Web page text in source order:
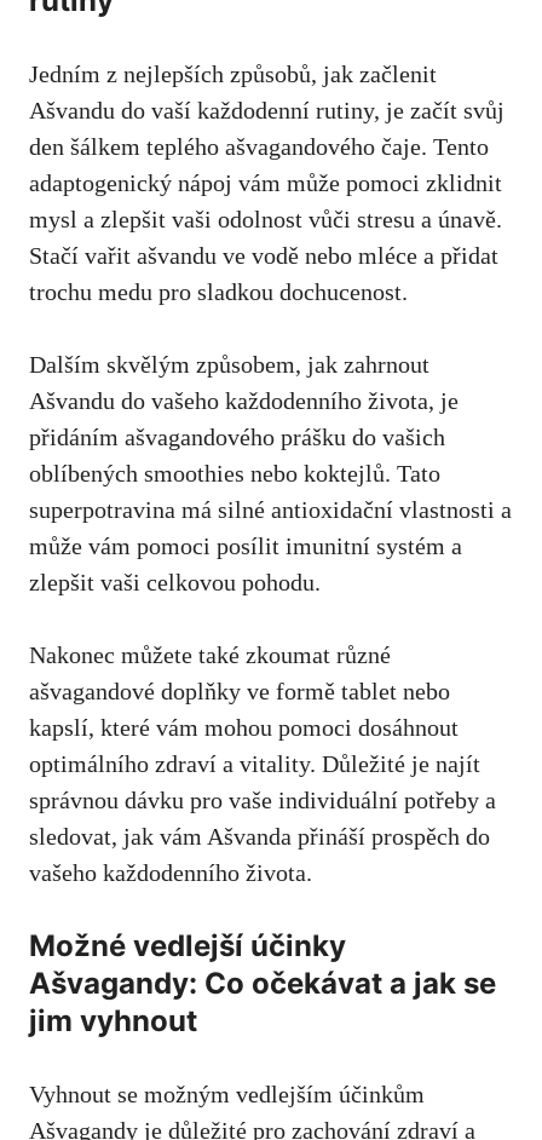
Jedním z nejlepších způsobů, jak ‌začlenit
Ašvandu do vaší každodenní rutiny, je začít svůj
den šálkem teplého ašvagandového čaje. Tento
adaptogenický nápoj vám může pomoci zklidnit
mysl a zlepšit vaši odolnost vůči stresu a únavě.
Stačí vařit ašvandu ve vodě nebo mléce ​a přidat
trochu medu pro sladkou dochucenost.
Dalším skvělým⁤ způsobem,‍ jak zahrnout
Ašvandu do vašeho každodenního života, je
přidáním ašvagandového prášku do vašich
oblíbených smoothies nebo koktejlů.‍ Tato
superpotravina má silné antioxidační vlastnosti a
může vám pomoci posílit imunitní systém a
zlepšit vaši celkovou pohodu.
Nakonec můžete také zkoumat‍ různé
ašvagandové doplňky ve formě tablet nebo
kapslí, které vám mohou pomoci ⁤dosáhnout
optimálního zdraví a vitality. Důležité je najít
správnou dávku pro vaše individuální potřeby a
sledovat, jak vám Ašvanda přináší⁢ prospěch do
vašeho každodenního⁤ života.
Možné vedlejší účinky
Ašvagandy: ‌Co ⁣očekávat​ a jak se
jim vyhnout
Vyhnout se‍ možným vedlejším účinkům
Ašvagandy je důležité pro⁢ zachování zdraví a